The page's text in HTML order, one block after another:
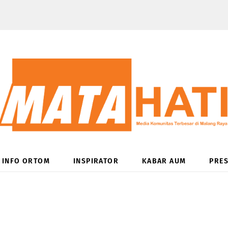
INFO ORTOM INSPIRATOR KABAR AUM